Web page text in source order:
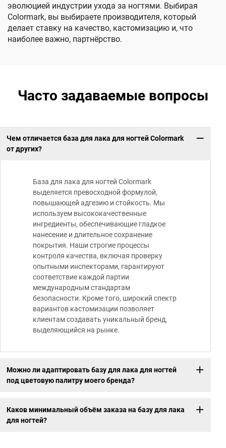
эволюцией индустрии ухода за ногтями. Выбирая
Colormark, вы выбираете производителя, который
делает ставку на качество, кастомизацию и, что
наиболее важно, партнёрство.
Часто задаваемые вопросы
Чем отличается база для лака для ногтей Colormark
от других?
База для лака для ногтей Colormark
выделяется превосходной формулой,
повышающей адгезию и стойкость. Мы
используем высококачественные
ингредиенты, обеспечивающие гладкое
нанесение и длительное сохранение
покрытия. Наши строгие процессы
контроля качества, включая проверку
опытными инспекторами, гарантируют
соответствие каждой партии
международным стандартам
безопасности. Кроме того, широкий спектр
вариантов кастомизации позволяет
клиентам создавать уникальный бренд,
выделяющийся на рынке.
Можно ли адаптировать базу для лака для ногтей
под цветовую палитру моего бренда?
Каков минимальный объём заказа на базу для лака
для ногтей?